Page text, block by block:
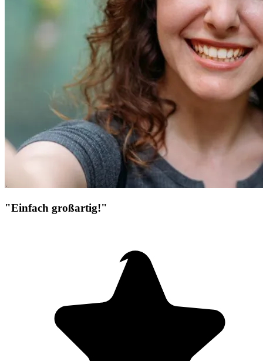
"Einfach großartig!"